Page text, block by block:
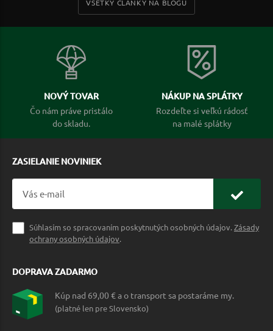
VSETKY ČLÁNKY NA BLOGU
NOVÝ TOVAR
Čo nám práve pristálo
do skladu.
NÁKUP NA SPLÁTKY
Rozdeľte si veľkú rádosť
na malé splátky
ZASIELANIE NOVINIEK
Súhlasím so spracovaním poskytnutých osobných údajov.Zásady
ochrany osobných údajov.
DOPRAVA ZADARMO
Kúp nad 69,00 € a o transport sa postaráme my.
(platné len pre Slovensko)